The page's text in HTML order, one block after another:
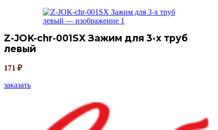
Z-JOK-chr-001SX Зажим для 3-х труб
левый
171 ₽
заказать